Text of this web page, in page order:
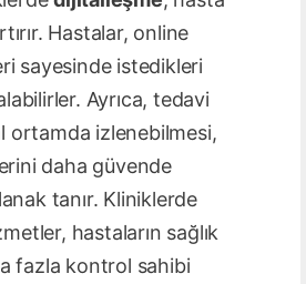
Hastalar, online
sayesinde istedikleri
Ayrıca, tedavi
ortamda izlenebilmesi,
daha güvende
tanır. Kliniklerde
hastaların sağlık
fazla kontrol sahibi